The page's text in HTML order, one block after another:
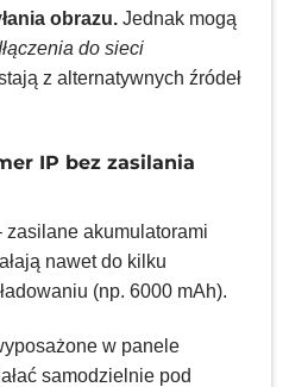
obrazu. Jednak mogą
do sieci
z alternatywnych źródeł
IP bez zasilania
zasilane akumulatorami
nawet do kilku
(np. 6000 mAh).
w panele
samodzielnie pod